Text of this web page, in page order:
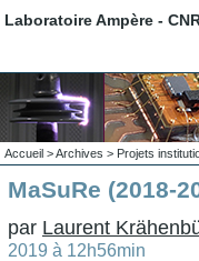
Ampère -
Accueil >Archives > Projets
MaSuRe (2018-
par Laurent
2019 à 12h56min